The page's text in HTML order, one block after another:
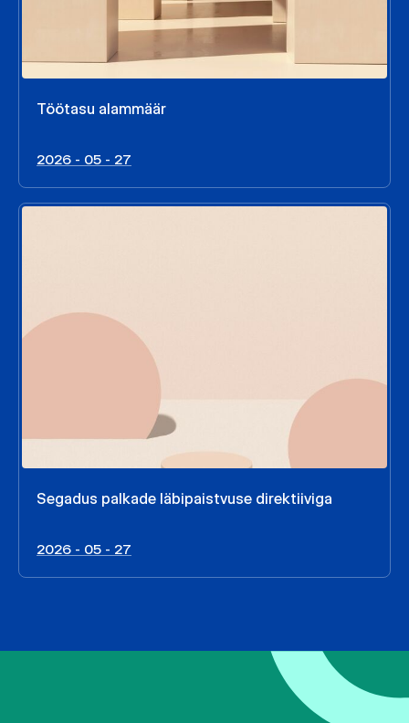
Töötasu alammäär
2026 - 05 - 27
Segadus palkade läbipaistvuse direktiiviga
2026 - 05 - 27